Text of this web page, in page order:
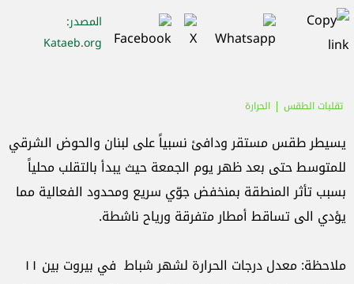
المصدر:
Kataeb.org
تقلبات الطقس الحرارة
يسيطر طقس مستقر ودافئ نسبياً على لبنان والحوض الشرقي
للمتوسط حتى بعد ظهر يوم الجمعة حيث يبدأ بالتقلب محلياً
بسبب تأثر المنطقة بمنخفض جوّي سريع ومحدود الفعالية مما
يؤدي الى تساقط أمطار متفرقة ورياح ناشطة.
ملاحظة: معدل درجات الحرارة لشهر شباط في بيروت بين ١١